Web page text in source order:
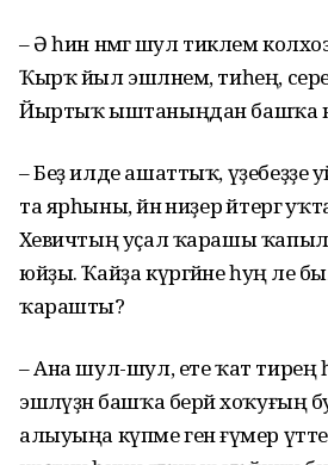
– Ә һин нәмәгә шул тиклем
Ҡырҡ йыл эшләнем, тиһең,
Йыртыҡ ыштаныңдан башҡа
– Беҙ илде ашаттыҡ, үҙебеҙҙе
та ярһыны, йәнә ниҙер әйтергә
Хәевичтың уҫал ҡарашы
юйҙы. Ҡайҙа күргәйне һуң әле
ҡарашты?
– Ана шул-шул, ете ҡат
эшләүҙән башҡа берәй
алыуыңа күпме генә ғүмер